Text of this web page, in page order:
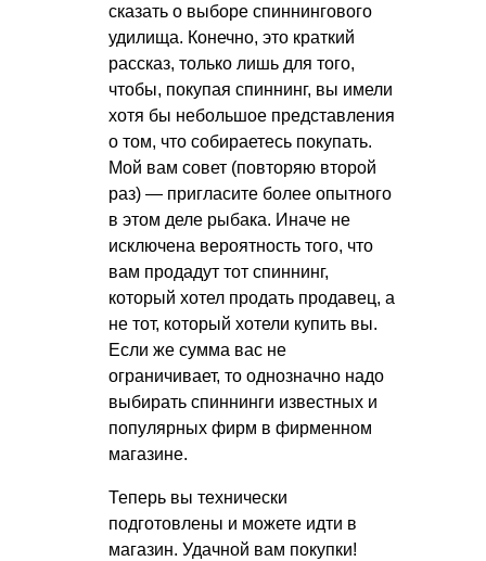
сказать о выборе спиннингового
удилища. Конечно, это краткий
рассказ, только лишь для того,
чтобы, покупая спиннинг, вы имели
хотя бы небольшое представления
о том, что собираетесь покупать.
Мой вам совет (повторяю второй
раз) — пригласите более опытного
в этом деле рыбака. Иначе не
исключена вероятность того, что
вам продадут тот спиннинг,
который хотел продать продавец, а
не тот, который хотели купить вы.
Если же сумма вас не
ограничивает, то однозначно надо
выбирать спиннинги известных и
популярных фирм в фирменном
магазине.
Теперь вы технически
подготовлены и можете идти в
магазин. Удачной вам покупки!